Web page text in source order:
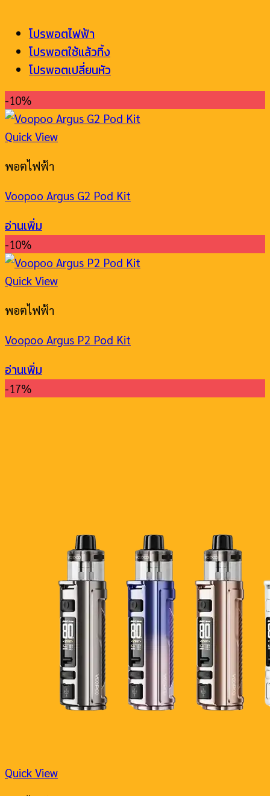
โปรพอตไฟฟ้า
โปรพอตใช้แล้วทิ้ง
โปรพอตเปลี่ยนหัว
-10%
Quick View
พอตไฟฟ้า
Voopoo Argus G2 Pod Kit
อ่านเพิ่ม
-10%
Quick View
พอตไฟฟ้า
Voopoo Argus P2 Pod Kit
อ่านเพิ่ม
-17%
Quick View